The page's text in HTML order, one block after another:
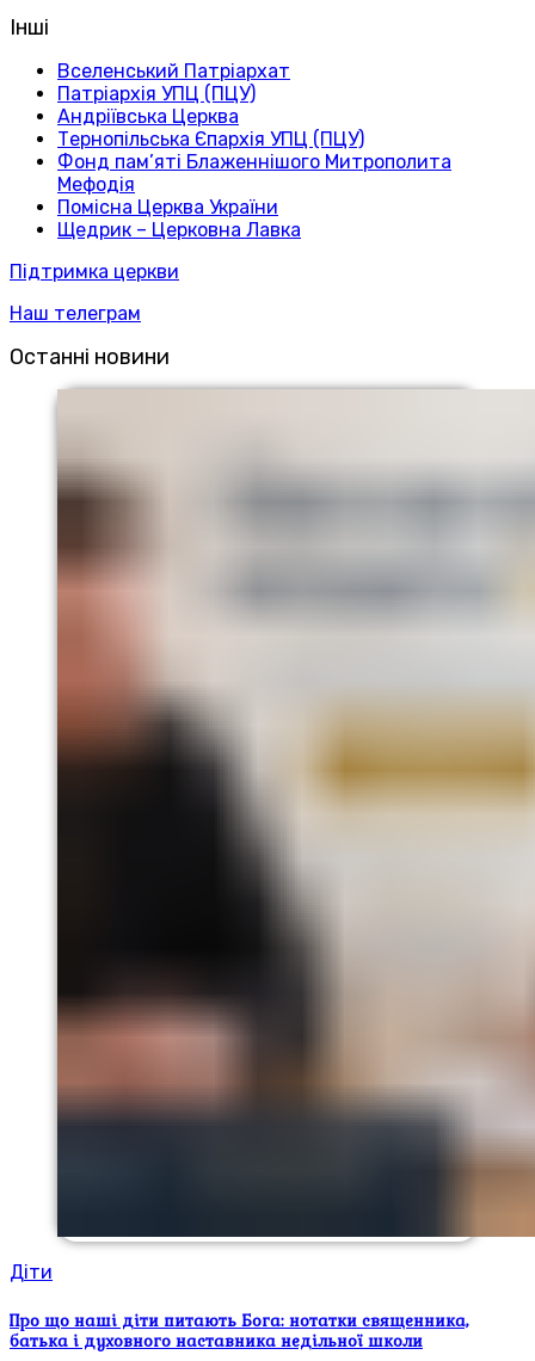
Інші
Вселенський Патріархат
Патріархія УПЦ (ПЦУ)
Андріївська Церква
Тернопільська Єпархія УПЦ (ПЦУ)
Фонд пам’яті Блаженнішого Митрополита
Мефодія
Помісна Церква України
Щедрик – Церковна Лавка
Підтримка церкви
Наш телеграм
Останні новини
Діти
Про що наші діти питають Бога: нотатки священника,
батька і духовного наставника недільної школи